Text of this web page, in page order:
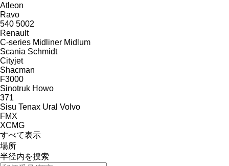
Atleon
Ravo
540 5002
Renault
C-series Midliner Midlum
Scania Schmidt
Cityjet
Shacman
F3000
Sinotruk Howo
371
Sisu Tenax Ural Volvo
FMX
XCMG
すべて表示
場所
半径内を捜索